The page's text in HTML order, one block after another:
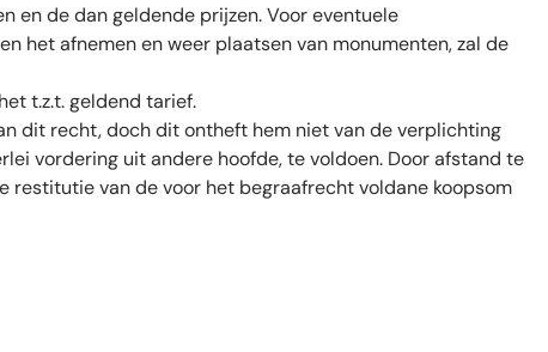
en de dan geldende prijzen. Voor eventuele
het afnemen en weer plaatsen van monumenten, zal de
t.z.t. geldend tarief.
dit recht, doch dit ontheft hem niet van de verplichting
vordering uit andere hoofde, te voldoen. Door afstand te
van de voor het begraafrecht voldane koopsom